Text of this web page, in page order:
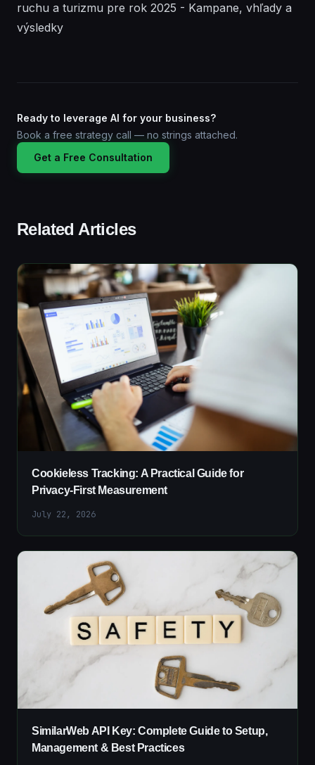
ruchu a turizmu pre rok 2025 - Kampane, vhľady a
výsledky
Ready to leverage AI for your business?
Book a free strategy call — no strings attached.
Get a Free Consultation
Related Articles
Cookieless Tracking: A Practical Guide for
Privacy-First Measurement
July 22, 2026
SimilarWeb API Key: Complete Guide to Setup,
Management & Best Practices